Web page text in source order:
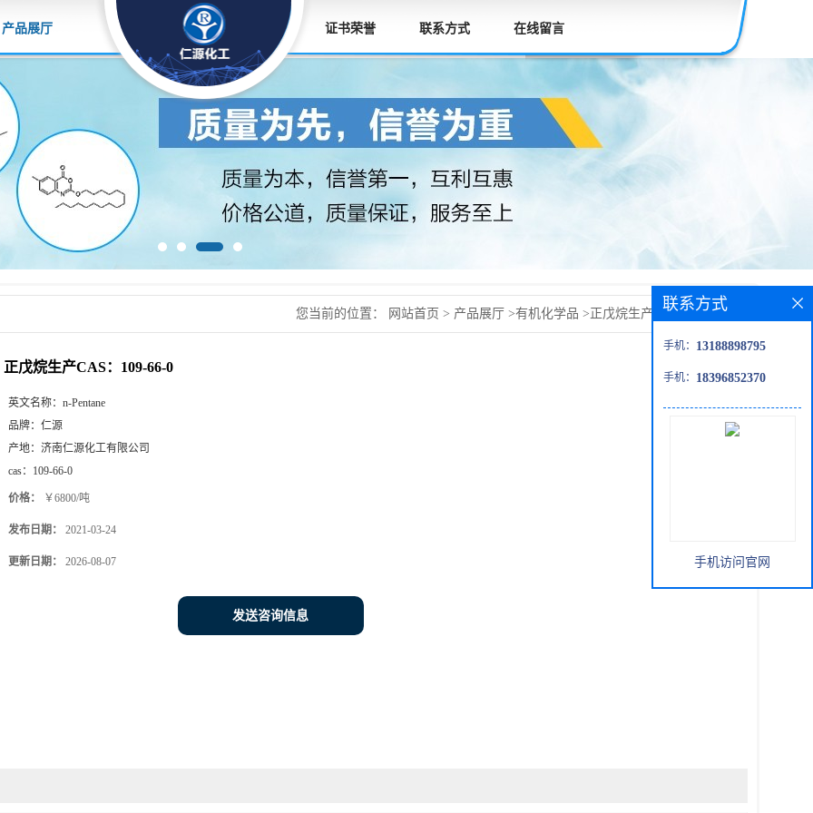
产品展厅 证书荣誉 联系方式 在线留言
您当前的位置： 网站首页 > 产品展厅 >有机化学品 > 正戊烷生产CAS：109-66-0
正戊烷生产CAS：109-66-0
英文名称： n-Pentane
品牌： 仁源
产地： 济南仁源化工有限公司
cas： 109-66-0
价格： ￥6800/吨
发布日期： 2021-03-24
更新日期： 2026-08-07
发送咨询信息
联系方式
手机： 13188898795
手机： 18396852370
手机访问官网